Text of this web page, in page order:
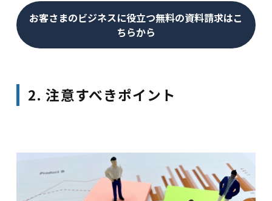
お客さまのビジネスに役立つ無料の資料請求はこ
ちらから
2. 注意すべきポイント